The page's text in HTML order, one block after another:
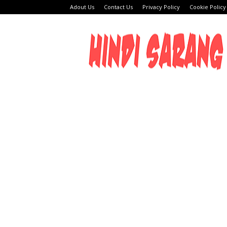
Adout Us Contact Us Privacy Policy Cookie Policy
HINDI
SARANG